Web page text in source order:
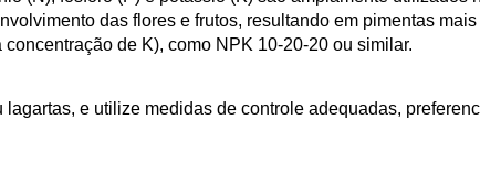
das flores e frutos, resultando em pimentas
de K), como NPK 10-20-20 ou similar.
e utilize medidas de controle adequadas,